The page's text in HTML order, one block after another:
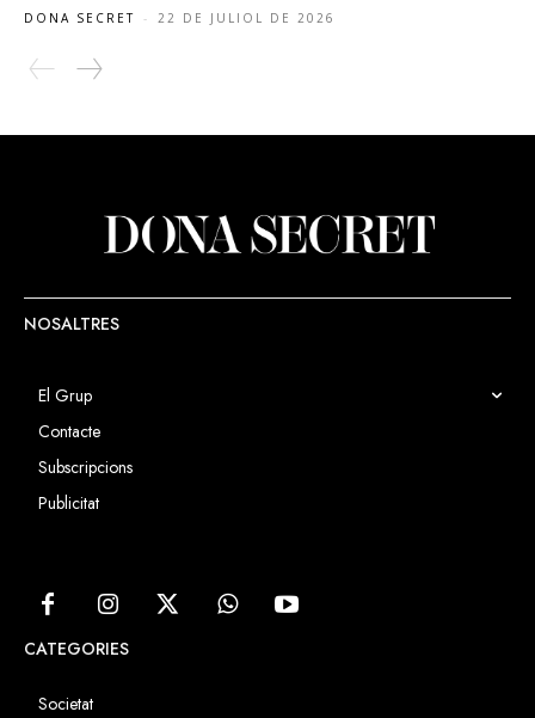
DONA SECRET - 22 DE JULIOL DE 2026
NOSALTRES
El Grup
Contacte
Subscripcions
Publicitat
CATEGORIES
Societat